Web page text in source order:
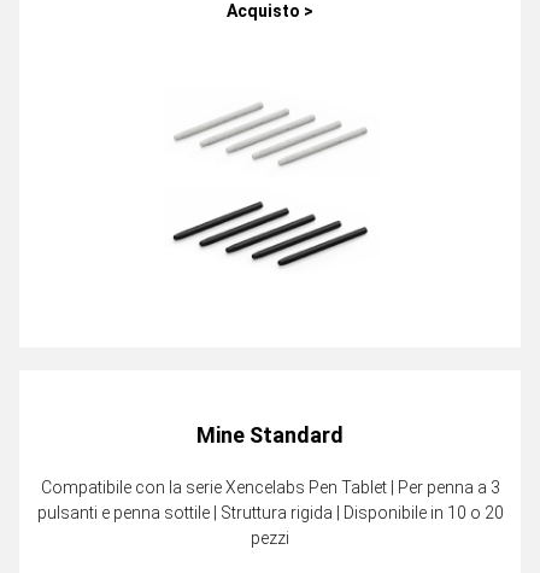
Acquisto >
Mine Standard
Compatibile con la serie Xencelabs Pen Tablet | Per penna a 3
pulsanti e penna sottile | Struttura rigida | Disponibile in 10 o 20
pezzi